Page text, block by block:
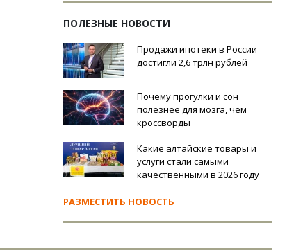
ПОЛЕЗНЫЕ НОВОСТИ
Продажи ипотеки в России
достигли 2,6 трлн рублей
Почему прогулки и сон
полезнее для мозга, чем
кроссворды
Какие алтайские товары и
услуги стали самыми
качественными в 2026 году
РАЗМЕСТИТЬ НОВОСТЬ